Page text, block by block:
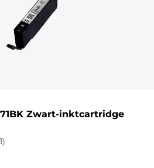
Zwart-inktcartridge